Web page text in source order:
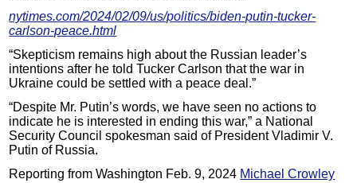
nytimes.com/2024/02/09/us/politics/biden-putin-tucker-
carlson-peace.html
“Skepticism remains high about the Russian leader’s
intentions after he told Tucker Carlson that the war in
Ukraine could be settled with a peace deal.”
“Despite Mr. Putin’s words, we have seen no actions to
indicate he is interested in ending this war,” a National
Security Council spokesman said of President Vladimir V.
Putin of Russia.
Reporting from Washington Feb. 9, 2024 Michael Crowley